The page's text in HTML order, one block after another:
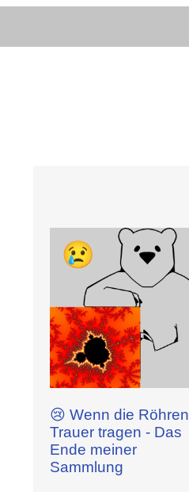
😢 Wenn die Röhren
Trauer tragen - Das
Ende meiner
Sammlung